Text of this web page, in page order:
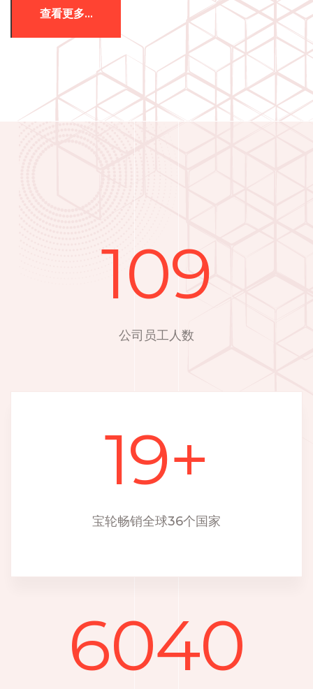
查看更多...
109
公司员工人数
19+
宝轮畅销全球36个国家
6040